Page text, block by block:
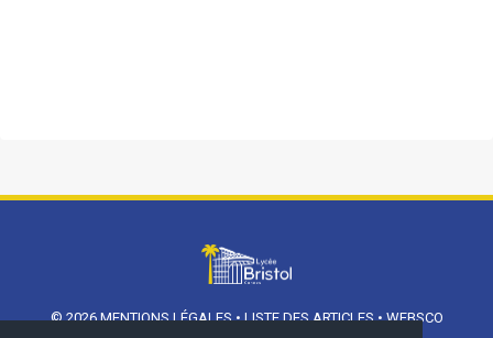
© 2026MENTIONS LÉGALES•LISTE DES ARTICLES•WEBSCO